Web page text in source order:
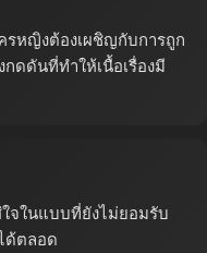
หญิงต้องเผชิญกับการถูก
ดดันที่ทำให้เนื้อเรื่องมี
ใจในแบบที่ยังไม่ยอมรับ
ด้ตลอด